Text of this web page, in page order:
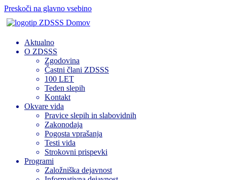
Preskoči na glavno vsebino
Domov
Aktualno
O ZDSSS
Zgodovina
Častni člani ZDSSS
100 LET
Teden slepih
Kontakt
Okvare vida
Pravice slepih in slabovidnih
Zakonodaja
Pogosta vprašanja
Testi vida
Strokovni prispevki
Programi
Založniška dejavnost